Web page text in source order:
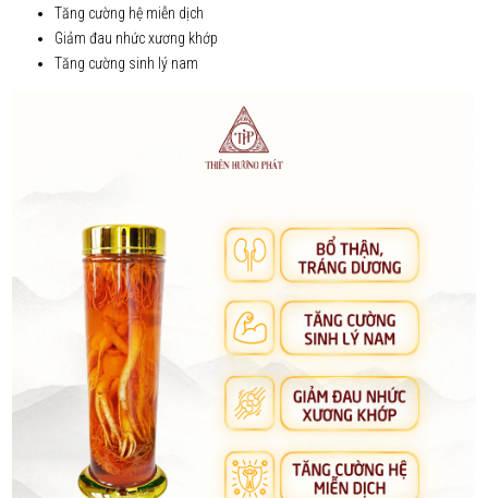
Tăng cường hệ miễn dịch
Giảm đau nhức xương khớp
Tăng cường sinh lý nam